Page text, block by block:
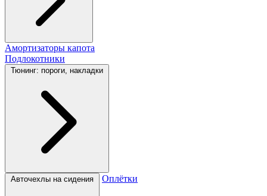
Амортизаторы капота
Подлокотники
Тюнинг: пороги, накладки
Авточехлы на сидения Оплётки